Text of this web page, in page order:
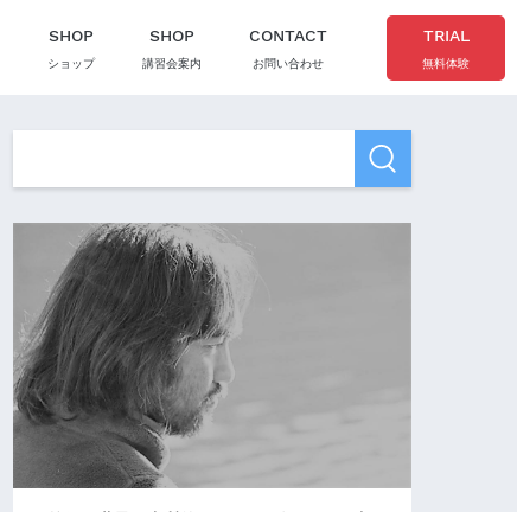
SHOP
ショップ
SHOP
講習会案内
CONTACT
お問い合わせ
TRIAL
無料体験